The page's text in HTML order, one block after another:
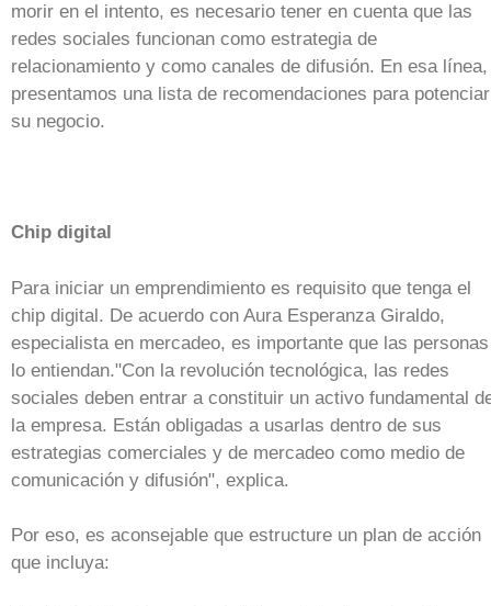
morir en el intento, es necesario tener en cuenta que las
redes sociales funcionan como estrategia de
relacionamiento y como canales de difusión. En esa línea,
presentamos una lista de recomendaciones para potenciar
su negocio.
Chip digital
Para iniciar un emprendimiento es requisito que tenga el
chip digital. De acuerdo con Aura Esperanza Giraldo,
especialista en mercadeo, es importante que las personas
lo entiendan."Con la revolución tecnológica, las redes
sociales deben entrar a constituir un activo fundamental
la empresa. Están obligadas a usarlas dentro de sus
estrategias comerciales y de mercadeo como medio de
comunicación y difusión", explica.
Por eso, es aconsejable que estructure un plan de acción
que incluya: